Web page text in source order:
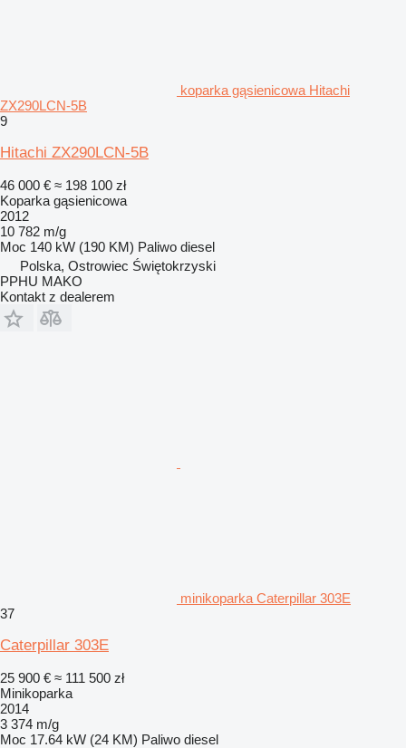
koparka gąsienicowa Hitachi
ZX290LCN-5B
9
Hitachi ZX290LCN-5B
46 000 € ≈ 198 100 zł
Koparka gąsienicowa
2012
10 782 m/g
Moc 140 kW (190 KM) Paliwo diesel
Polska, Ostrowiec Świętokrzyski
PPHU MAKO
Kontakt z dealerem
minikoparka Caterpillar 303E
37
Caterpillar 303E
25 900 € ≈ 111 500 zł
Minikoparka
2014
3 374 m/g
Moc 17.64 kW (24 KM) Paliwo diesel